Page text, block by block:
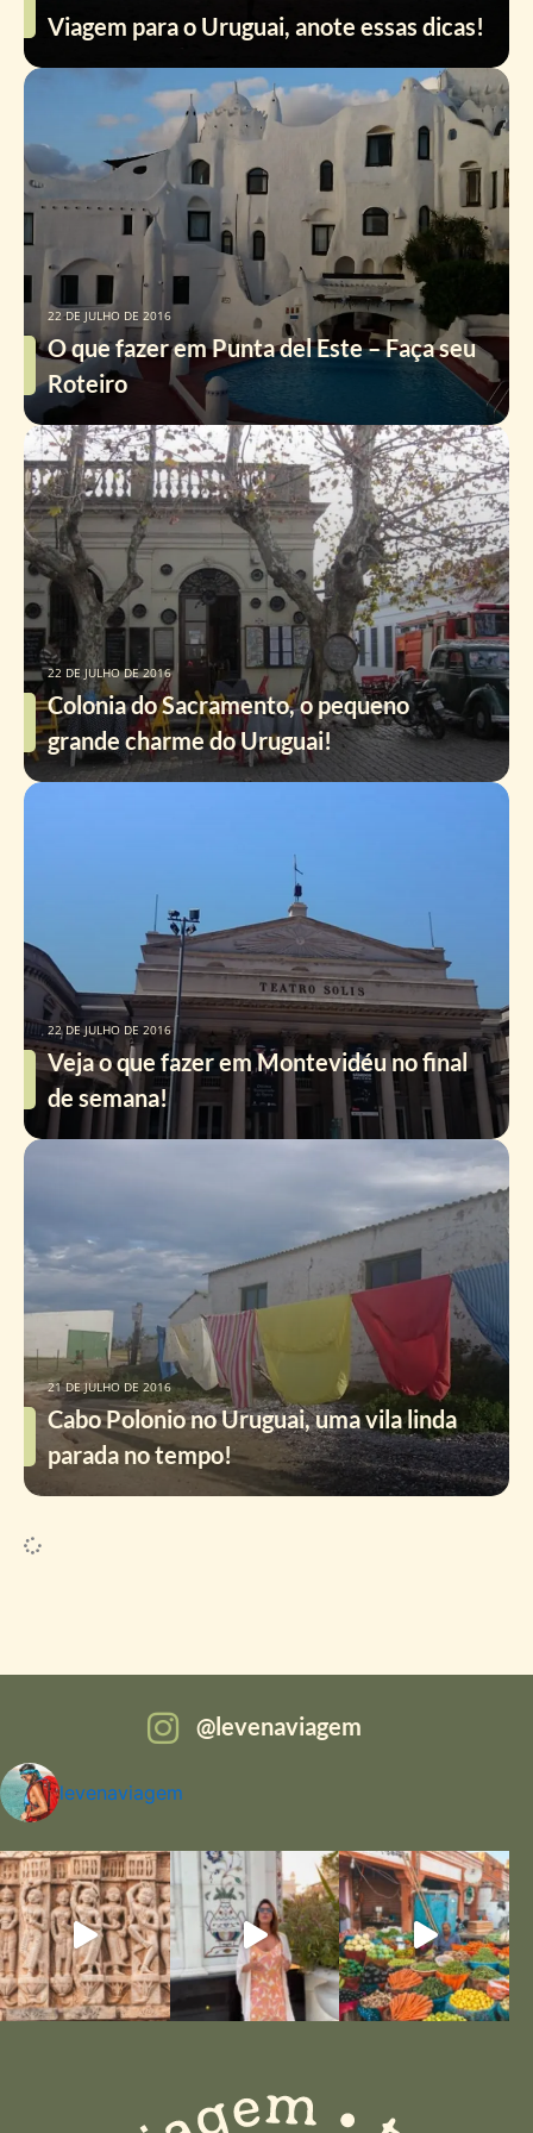
Viagem para o Uruguai, anote essas dicas!
O que fazer em Punta del Este – Faça seu
Roteiro
22 DE JULHO DE 2016
Colonia do Sacramento, o pequeno
grande charme do Uruguai!
22 DE JULHO DE 2016
Veja o que fazer em Montevidéu no final
de semana!
22 DE JULHO DE 2016
Cabo Polonio no Uruguai, uma vila linda
parada no tempo!
21 DE JULHO DE 2016
levenaviagem
levenaviagem